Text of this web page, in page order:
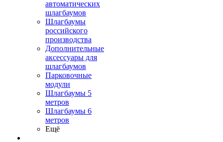
автоматических
шлагбаумов
Шлагбаумы
российского
производства
Дополнительные
аксессуары для
шлагбаумов
Парковочные
модули
Шлагбаумы 5
метров
Шлагбаумы 6
метров
Ещё